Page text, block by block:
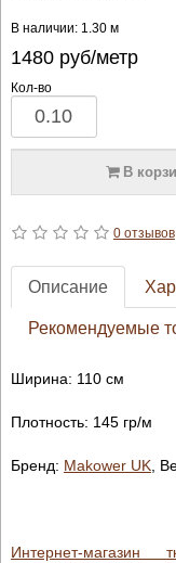
В наличии: 1.30 м
1480руб/метр
Кол-во
В
0 отзывов
Описание
Рекомендуемые
Ширина: 110 см
Плотность: 145 гр/м
Бренд: Makower UK,
Интернет-магазин